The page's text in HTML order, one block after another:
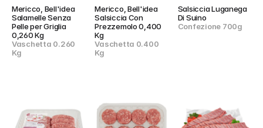
Mericco, Bell'idea
Salamelle Senza
Pelle per Griglia
0,260 Kg
Vaschetta 0.260
Kg
Mericco, Bell'idea
Salsiccia Con
Prezzemolo 0,400
Kg
Vaschetta 0.400
Kg
Salsiccia Luganega
Di Suino
Confezione 700g